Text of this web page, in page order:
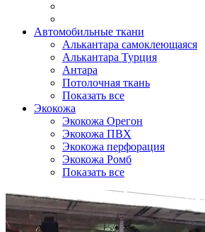
Автомобильные ткани
Алькантара самоклеющаяся
Алькантара Турция
Антара
Потолочная ткань
Показать все
Экокожа
Экокожа Орегон
Экокожа ПВХ
Экокожа перфорация
Экокожа Ромб
Показать все